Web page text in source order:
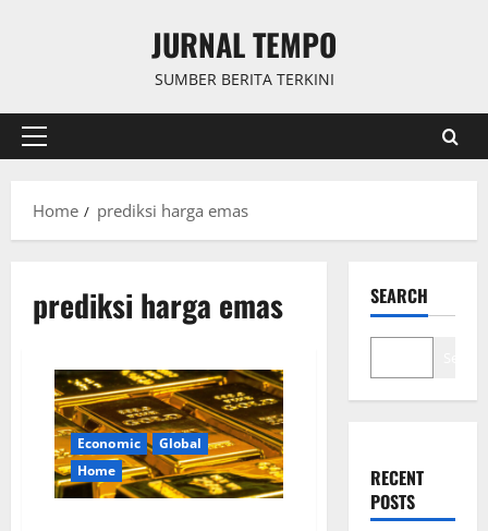
JURNAL TEMPO
SUMBER BERITA TERKINI
Primary
Home
prediksi harga emas
prediksi harga emas
Economic
Global
Home
SEARCH
RECENT
POSTS